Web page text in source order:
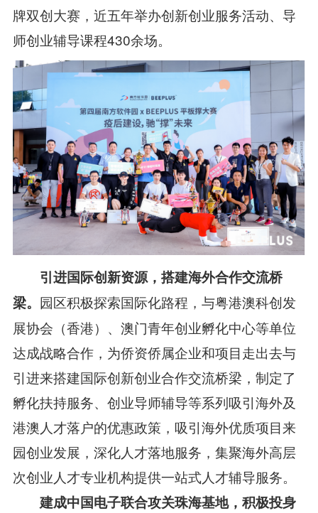
牌双创大赛，近五年举办创新创业服务活动、导
师创业辅导课程430余场。
引进国际创新资源，搭建海外合作交流桥
梁。 园区积极探索国际化路程，与粤港澳科创发
展协会（香港）、澳门青年创业孵化中心等单位
达成战略合作，为侨资侨属企业和项目走出去与
引进来搭建国际创新创业合作交流桥梁，制定了
孵化扶持服务、创业导师辅导等系列吸引海外及
港澳人才落户的优惠政策，吸引海外优质项目来
园创业发展，深化人才落地服务，集聚海外高层
次创业人才专业机构提供一站式人才辅导服务。
建成中国电子联合攻关珠海基地，积极投身